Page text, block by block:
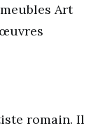
Art
romain. Il